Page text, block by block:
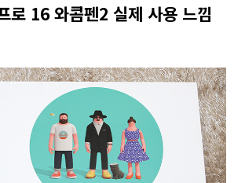
로 16 와콤펜2 실제 사용 느낌